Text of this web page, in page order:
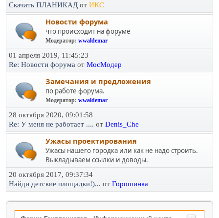
Скачать ПЛАНИКАД от ИКС
Новости форума
что происходит на форуме
Модератор: wwaldemar
01 апреля 2019, 11:45:23
Re: Новости форума от МосМодер
Замечания и предложения
по работе форума.
Модератор: wwaldemar
28 октября 2020, 09:01:58
Re: У меня не работает .... от Denis_Che
Ужасы проектирования
Ужасы нашего городка или как не надо строить.
Выкладываем ссылки и доводы.
20 октября 2017, 09:37:34
Найди детские площадки!)... от Горошинка